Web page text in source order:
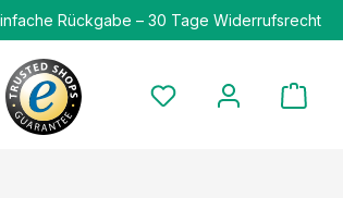
Rückgabe – 30 Tage Widerrufsrecht